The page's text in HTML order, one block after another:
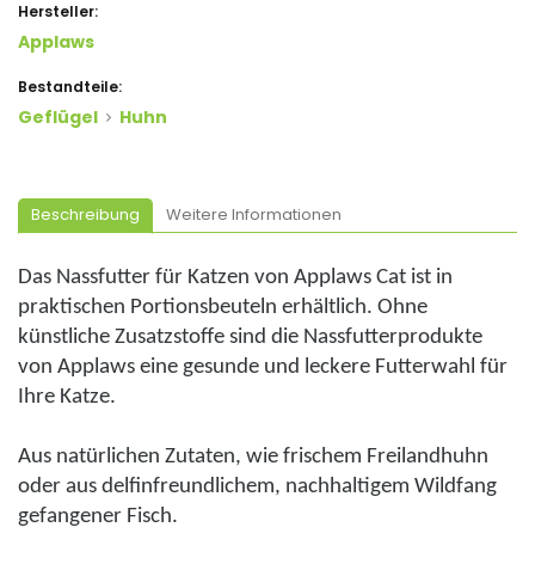
Hersteller:
Applaws
Bestandteile:
Geflügel Huhn
Beschreibung Weitere Informationen
Das Nassfutter für Katzen von Applaws Cat ist in
praktischen Portionsbeuteln erhältlich. Ohne
künstliche Zusatzstoffe sind die Nassfutterprodukte
von Applaws eine gesunde und leckere Futterwahl für
Ihre Katze.
Aus natürlichen Zutaten, wie frischem Freilandhuhn
oder aus delfinfreundlichem, nachhaltigem Wildfang
gefangener Fisch.